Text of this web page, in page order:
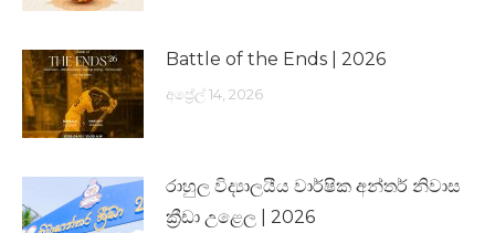
Battle of the Ends | 2026
අප්‍රේල් 14, 2026
රාහුල විද්‍යාලයීය වාර්ෂික අන්තර් නිවාස
ක්‍රීඩා උළෙල | 2026